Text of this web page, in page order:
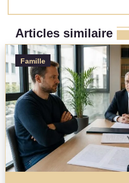
Articles similaire
Famille